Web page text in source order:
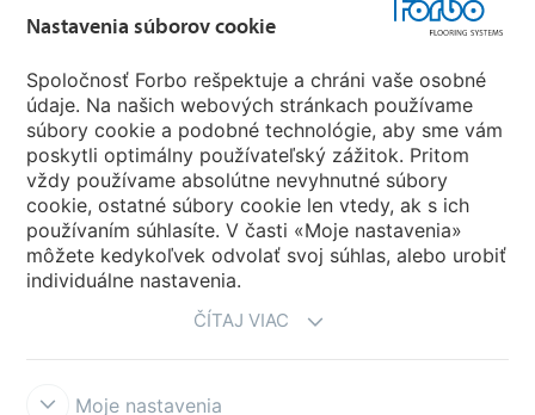
Zvoľte krajinu
Zvoľte svoju krajinu
Nastavenia súborov cookie
Spoločnosť Forbo rešpektuje a chráni vaše osobné
údaje. Na našich webových stránkach používame
súbory cookie a podobné technológie, aby sme vám
poskytli optimálny používateľský zážitok. Pritom
vždy používame absolútne nevyhnutné súbory
cookie, ostatné súbory cookie len vtedy, ak s ich
používaním súhlasíte. V časti «Moje nastavenia»
môžete kedykoľvek odvolať svoj súhlas, alebo urobiť
individuálne nastavenia.
ČÍTAJ VIAC
Moje nastavenia